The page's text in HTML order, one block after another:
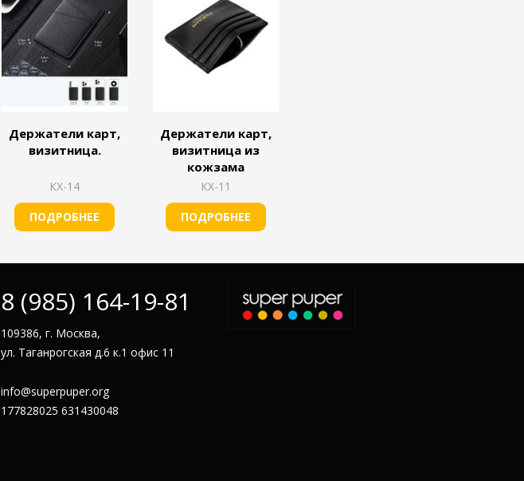
Держатели карт,
визитница.
КХ-14
ПОДРОБНЕЕ
Держатели карт,
визитница из
кожзама
КХ-11
ПОДРОБНЕЕ
8 (985) 164-19-81
109386, г. Москва,
ул. Таганрогская д.6 к.1 офис 11
info@superpuper.org
177828025 631430048